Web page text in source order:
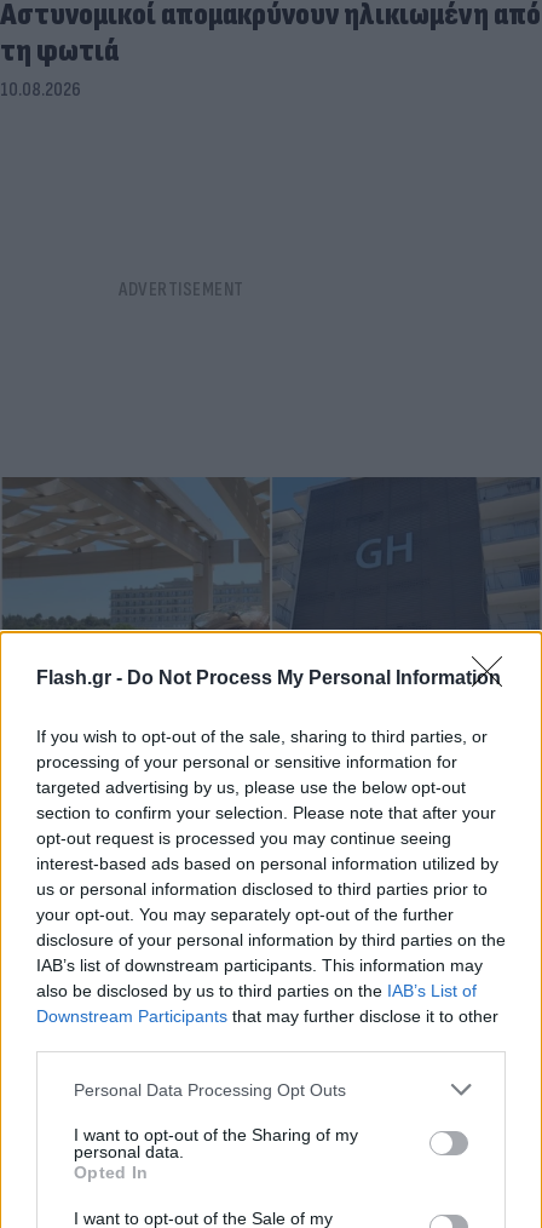
Flash.gr - Do Not Process My Personal Information
If you wish to opt-out of the sale, sharing to third parties, or
processing of your personal or sensitive information for
targeted advertising by us, please use the below opt-out
section to confirm your selection. Please note that after your
opt-out request is processed you may continue seeing
interest-based ads based on personal information utilized by
us or personal information disclosed to third parties prior to
your opt-out. You may separately opt-out of the further
disclosure of your personal information by third parties on the
IAB’s list of downstream participants. This information may
also be disclosed by us to third parties on the IAB’s List of
Downstream Participants that may further disclose it to other
Please note that this website/app uses one or more Google
not limited to your visit or usage behaviour. You may click to
grant or deny consent to Google and its third-party tags to
use your data for below specified purposes in below Google
consent section.
Personal Data Processing Opt Outs
I want to opt-out of the Sharing of my
personal data.
Opted In
I want to opt-out of the Sale of my
Αστυνομικοί απομακρύνουν ηλικιωμένη από
τη φωτιά
10.08.2026
ΡΕΠΟΡΤΑΖ FLASH
Πόρτο Χέλι: Νεκρή η ιδιοκτήτρια
γνωστού ξενοδοχείου – Έπεσε από τον 6ο όροφο
10.08.2026